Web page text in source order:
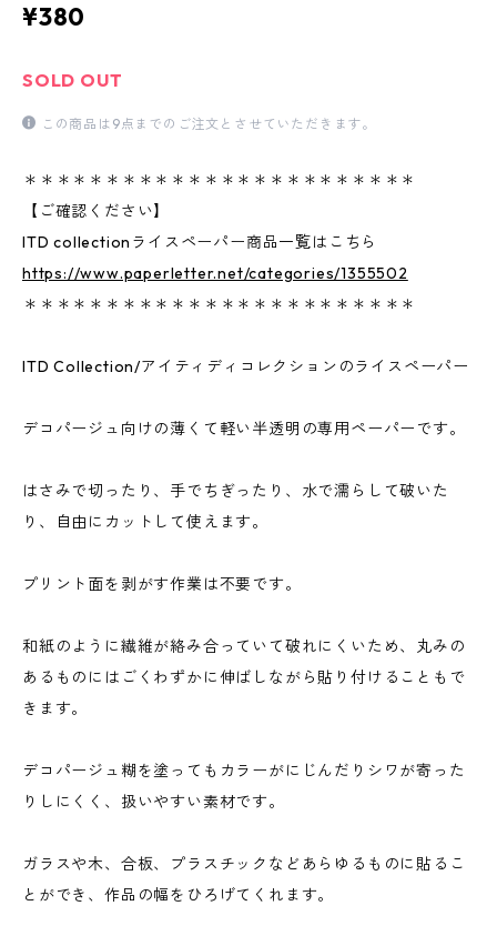
¥380
SOLD OUT
この商品は9点までのご注文とさせていただきます。
＊＊＊＊＊＊＊＊＊＊＊＊＊＊＊＊＊＊＊＊＊＊＊＊
【ご確認ください】
ITD collectionライスペーパー商品一覧はこちら
https://www.paperletter.net/categories/1355502
＊＊＊＊＊＊＊＊＊＊＊＊＊＊＊＊＊＊＊＊＊＊＊＊
ITD Collection/アイティディコレクションのライスペーパー
デコパージュ向けの薄くて軽い半透明の専用ペーパーです。
はさみで切ったり、手でちぎったり、水で濡らして破いた
り、自由にカットして使えます。
プリント面を剥がす作業は不要です。
和紙のように繊維が絡み合っていて破れにくいため、丸みの
あるものにはごくわずかに伸ばしながら貼り付けることもで
きます。
デコパージュ糊を塗ってもカラーがにじんだりシワが寄った
りしにくく、扱いやすい素材です。
ガラスや木、合板、プラスチックなどあらゆるものに貼るこ
とができ、作品の幅をひろげてくれます。